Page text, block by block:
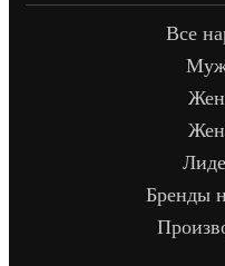
Все
Бренды